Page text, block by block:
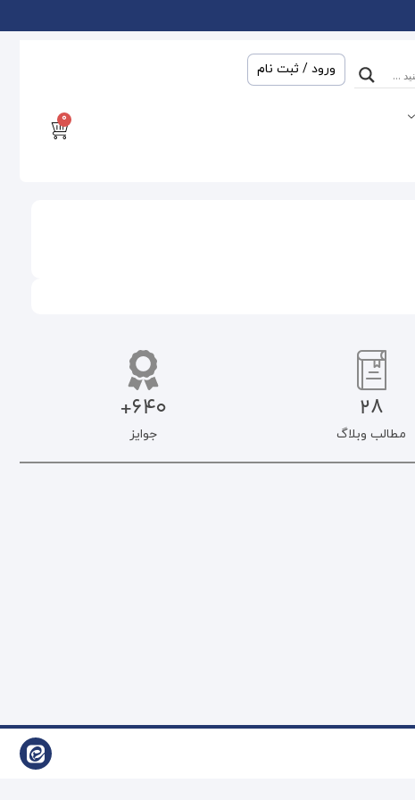
ورود / ثبت نام
0
28
مطالب وبلاگ
640+
جوایز